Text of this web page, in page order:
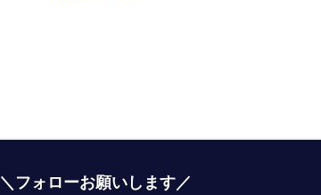
＼フォローお願いします／